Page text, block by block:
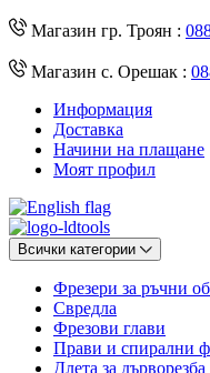
Магазин гр. Троян :
Магазин с. Орешак :
Информация
Доставка
Начини на плащане
Моят профил
Всички категории
Фрезери за ръчни
Свредла
Фрезови глави
Прави и спирални
Длета за дърворезба